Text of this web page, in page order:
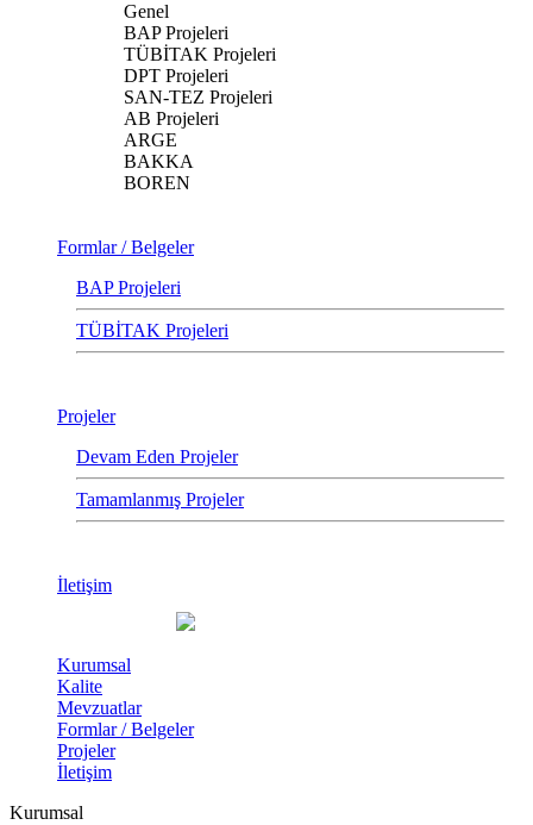
Genel
BAP Projeleri
TÜBİTAK Projeleri
DPT Projeleri
SAN-TEZ Projeleri
AB Projeleri
ARGE
BAKKA
BOREN
Formlar / Belgeler
BAP Projeleri
TÜBİTAK Projeleri
Projeler
Devam Eden Projeler
Tamamlanmış Projeler
İletişim
Kurumsal
Kalite
Mevzuatlar
Formlar / Belgeler
Projeler
İletişim
Kurumsal